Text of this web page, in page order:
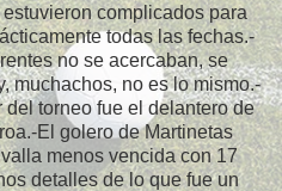
complicados para
todas las fechas.-
no se acercaban, se
muchachos, no es lo mismo.-
torneo fue el delantero de
El golero de Martinetas
menos vencida con 17
detalles de lo que fue un